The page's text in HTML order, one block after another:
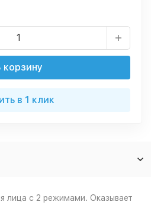
корзину
в 1 клик
лица с 2 режимами. Оказывает